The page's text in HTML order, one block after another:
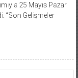
25 Mayıs Pazar
“Son Gelişmeler